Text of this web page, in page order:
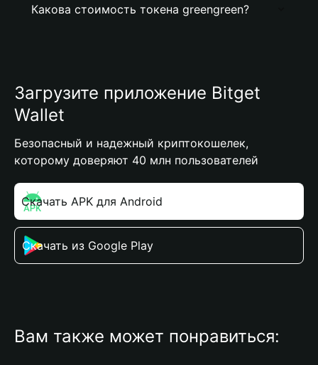
Какова стоимость токена greengreen?
Загрузите приложение Bitget
Wallet
Безопасный и надежный криптокошелек,
которому доверяют 40 млн пользователей
Скачать APK для Android
Скачать из Google Play
Вам также может понравиться: